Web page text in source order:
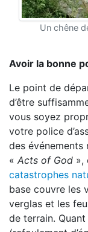
Un chêne
Avoir la bonne
Le point de
d’être
vous soyez
votre police
des événements
« Acts of God »,
catastrophes
base couvre les
verglas et les
de terrain. Quant